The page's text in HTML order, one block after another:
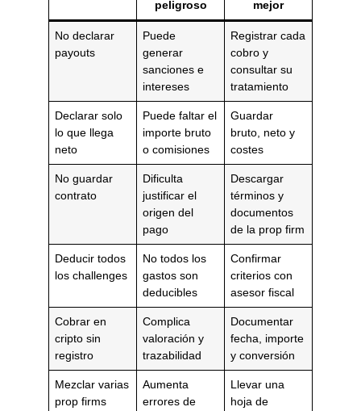
peligroso mejor
No declarar
payouts
Puede
generar
sanciones e
intereses
Registrar cada
cobro y
consultar su
tratamiento
Declarar solo
lo que llega
neto
Puede faltar el
importe bruto
o comisiones
Guardar
bruto, neto y
costes
No guardar
contrato
Dificulta
justificar el
origen del
pago
Descargar
términos y
documentos
de la prop firm
Deducir todos
los challenges
No todos los
gastos son
deducibles
Confirmar
criterios con
asesor fiscal
Cobrar en
cripto sin
registro
Complica
valoración y
trazabilidad
Documentar
fecha, importe
y conversión
Mezclar varias
prop firms
Aumenta
errores de
Llevar una
hoja de